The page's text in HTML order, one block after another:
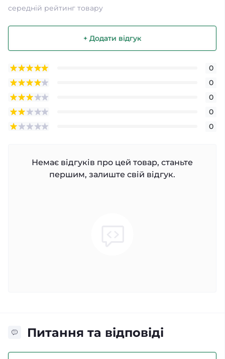
середній рейтинг товару
+ Додати відгук
0
0
0
0
0
Немає відгуків про цей товар, станьте
першим, залиште свій відгук.
Питання та відповіді